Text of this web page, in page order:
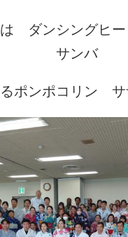
は ダンシングヒ
サンバ
ポンポコリン サ